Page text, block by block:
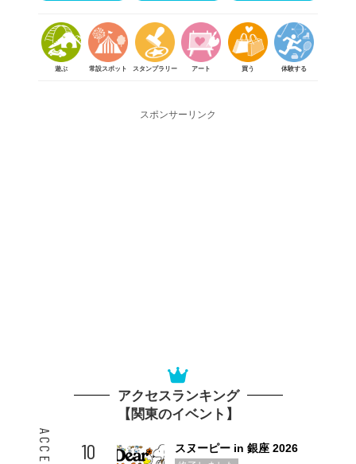
常設スポット スタンプラリー アート 体験する
スポンサーリンク
アクセスランキング
【関東のイベント】
10 スヌーピー in 銀座 2026